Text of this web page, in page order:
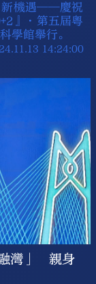
新機遇——慶祝
』·第五屆粵
學館舉行。
14:24:00
融灣」 親身